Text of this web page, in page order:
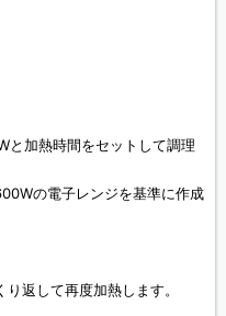
と加熱時間をセットして調理
の電子レンジを基準に作成
返して再度加熱します。